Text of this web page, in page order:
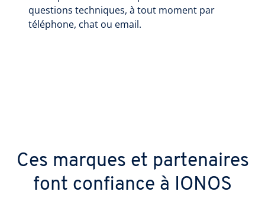
questions techniques, à tout moment par
téléphone, chat ou email.
Ces marques et partenaires
font confiance à IONOS